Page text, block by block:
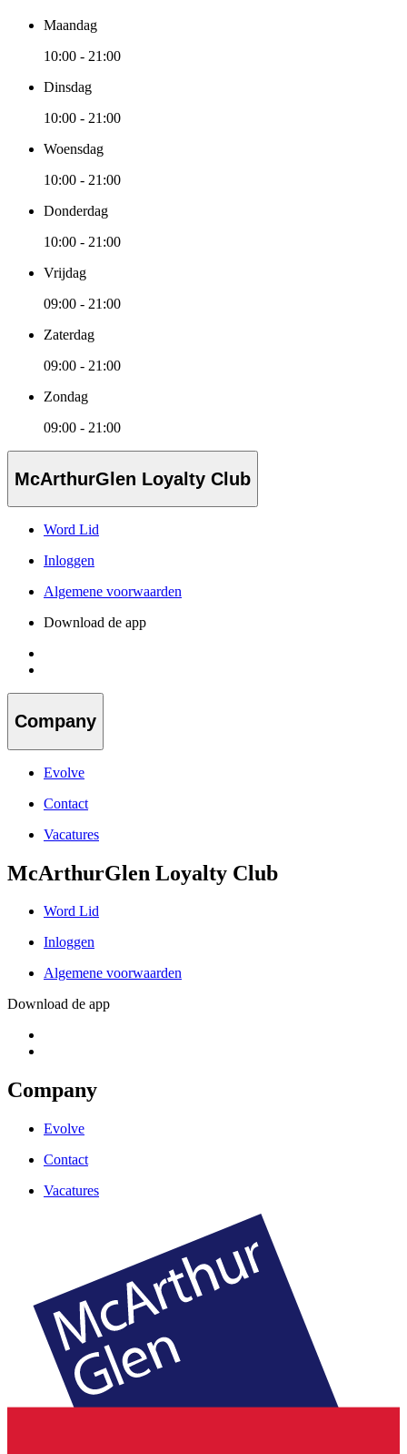
Maandag
10:00 - 21:00
Dinsdag
10:00 - 21:00
Woensdag
10:00 - 21:00
Donderdag
10:00 - 21:00
Vrijdag
09:00 - 21:00
Zaterdag
09:00 - 21:00
Zondag
09:00 - 21:00
McArthurGlen Loyalty Club
Word Lid
Inloggen
Algemene voorwaarden
Download de app
Company
Evolve
Contact
Vacatures
McArthurGlen Loyalty Club
Word Lid
Inloggen
Algemene voorwaarden
Download de app
Company
Evolve
Contact
Vacatures